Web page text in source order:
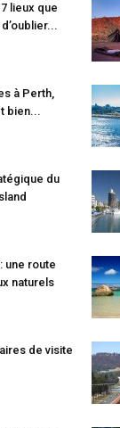
lieux que
à Perth,
bien...
du
une route
naturels
de visite